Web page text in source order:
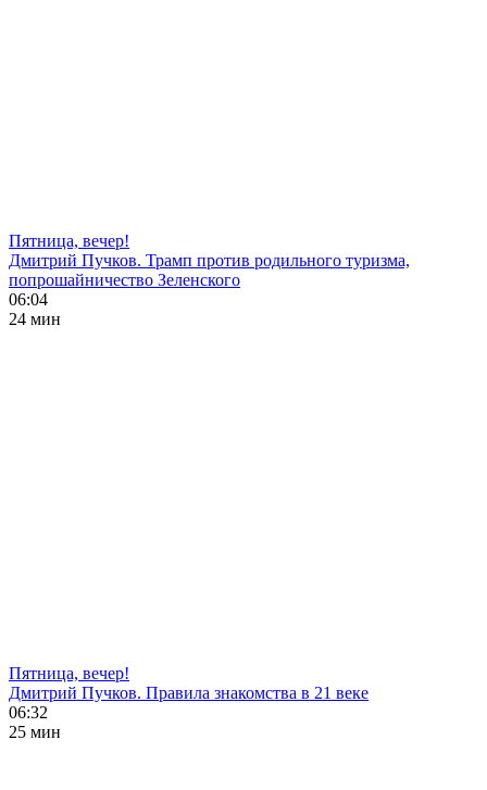
Пятница, вечер!
Дмитрий Пучков. Трамп против родильного туризма,
попрошайничество Зеленского
06:04
24 мин
Пятница, вечер!
Дмитрий Пучков. Правила знакомства в 21 веке
06:32
25 мин